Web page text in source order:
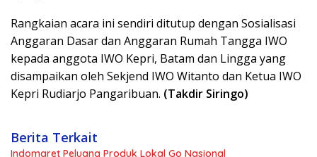
Rangkaian acara ini sendiri ditutup dengan Sosialisasi
Anggaran Dasar dan Anggaran Rumah Tangga IWO
kepada anggota IWO Kepri, Batam dan Lingga yang
disampaikan oleh Sekjend IWO Witanto dan Ketua IWO
Kepri Rudiarjo Pangaribuan. (Takdir Siringo)
Berita Terkait
Indomaret Peluang Produk Lokal Go Nasional